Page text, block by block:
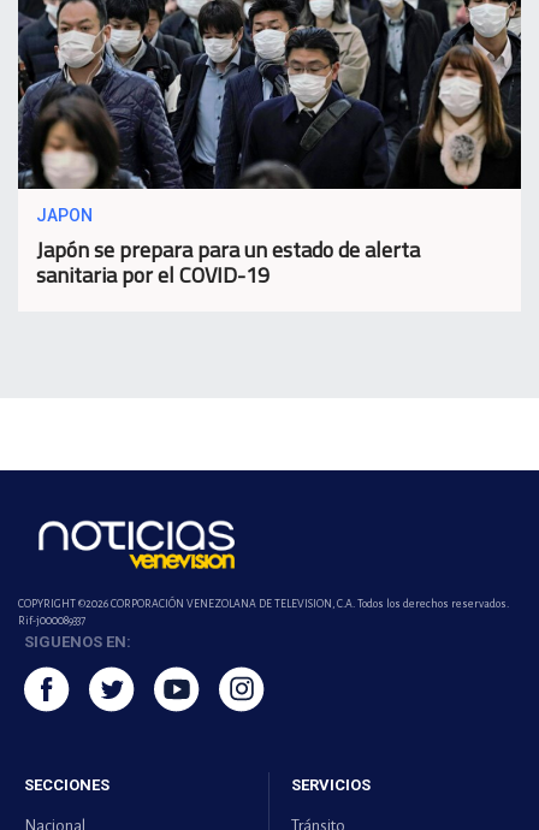
JAPON
Japón se prepara para un estado de alerta
sanitaria por el COVID-19
COPYRIGHT ©2026 CORPORACIÓN VENEZOLANA DE TELEVISION, C.A. Todos los derechos reservados.
Rif-j000089337
SIGUENOS EN:
SECCIONES
Nacional
SERVICIOS
Tránsito